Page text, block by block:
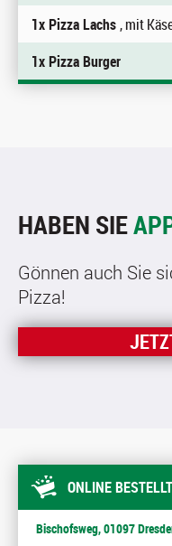
1x Pizza Lachs, mit
1x Pizza Burger
HABEN SIE
Gönnen auch Sie
Pizza!
ONLINE BESTELLT
Bischofsweg, 01097